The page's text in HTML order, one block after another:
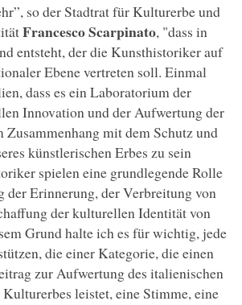
so der Stadtrat für Kulturerbe und
Francesco Scarpinato, "dass in
entsteht, der die Kunsthistoriker auf
Ebene vertreten soll. Einmal
dass es ein Laboratorium der
Innovation und der Aufwertung der
Zusammenhang mit dem Schutz und
künstlerischen Erbes zu sein
spielen eine grundlegende Rolle
der Erinnerung, der Verbreitung von
der kulturellen Identität von
Grund halte ich es für wichtig, jede
die einer Kategorie, die einen
zur Aufwertung des italienischen
leistet, eine Stimme, eine